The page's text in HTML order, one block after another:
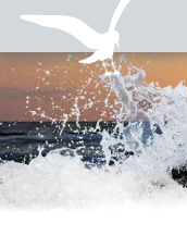
Unterkünfte
Regionales
Urlaubsorte